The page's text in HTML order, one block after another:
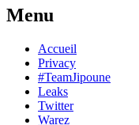
Menu
Skip
content
Accueil
Privacy
#TeamJipoune
Leaks
Twitter
Warez